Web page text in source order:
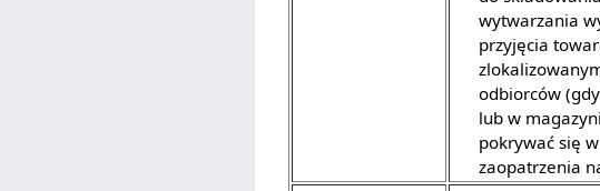
wytwarzania
przyjęcia
odbiorców
lub w
pokrywać się
zaopatrzenia